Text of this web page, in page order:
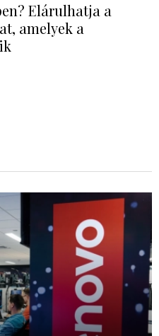
Elárulhatja a
amelyek a